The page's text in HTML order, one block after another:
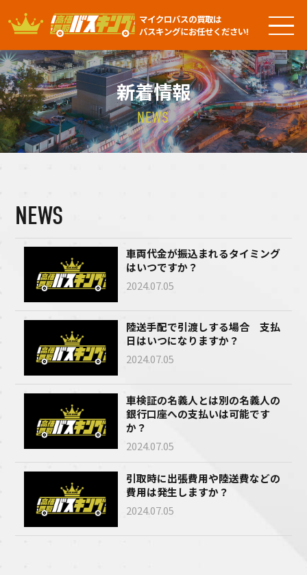
マイクロバスの買取は
バスキングにお任せください!
新着情報
NEWS
NEWS
車両代金が振込まれるタイミング
はいつですか？
2024.07.05
陸送手配で引渡しする場合 支払
日はいつになりますか？
2024.07.05
車検証の名義人とは別の名義人の
銀行口座への支払いは可能です
か？
2024.07.05
引取時に出張費用や陸送費などの
費用は発生しますか？
2024.07.05